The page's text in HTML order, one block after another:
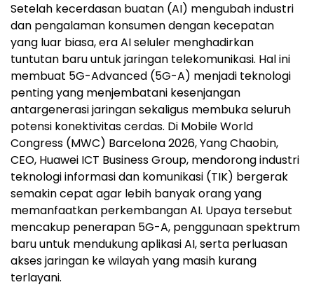
Setelah kecerdasan buatan (AI) mengubah industri
dan pengalaman konsumen dengan kecepatan
yang luar biasa, era AI seluler menghadirkan
tuntutan baru untuk jaringan telekomunikasi. Hal ini
membuat 5G-Advanced (5G-A) menjadi teknologi
penting yang menjembatani kesenjangan
antargenerasi jaringan sekaligus membuka seluruh
potensi konektivitas cerdas. Di Mobile World
Congress (MWC) Barcelona 2026, Yang Chaobin,
CEO, Huawei ICT Business Group, mendorong industri
teknologi informasi dan komunikasi (TIK) bergerak
semakin cepat agar lebih banyak orang yang
memanfaatkan perkembangan AI. Upaya tersebut
mencakup penerapan 5G-A, penggunaan spektrum
baru untuk mendukung aplikasi AI, serta perluasan
akses jaringan ke wilayah yang masih kurang
terlayani.